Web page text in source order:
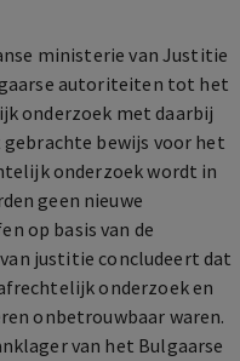
ministerie van Justitie
autoriteiten tot het
onderzoek met daarbij
bewijs voor het
onderzoek wordt in
geen nieuwe
op basis van de
justitie concludeert dat
onderzoek en
onbetrouwbaar waren.
van het Bulgaarse